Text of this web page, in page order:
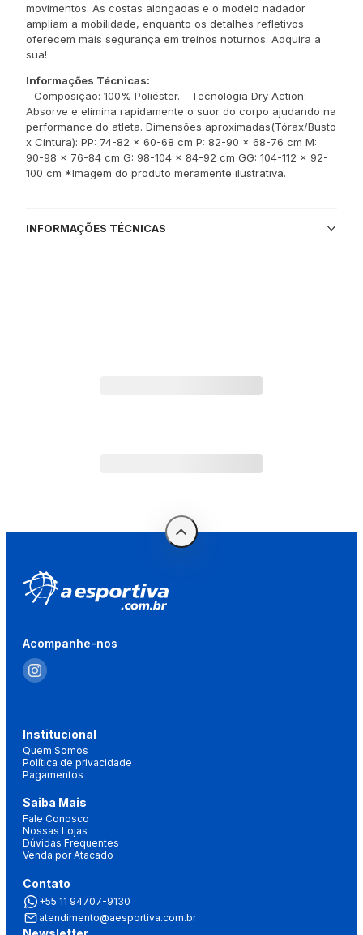
movimentos. As costas alongadas e o modelo nadador
ampliam a mobilidade, enquanto os detalhes refletivos
oferecem mais segurança em treinos noturnos. Adquira a
sua!
Informações Técnicas:
- Composição: 100% Poliéster. - Tecnologia Dry Action:
Absorve e elimina rapidamente o suor do corpo ajudando na
performance do atleta. Dimensões aproximadas(Tórax/Busto
x Cintura): PP: 74-82 x 60-68 cm P: 82-90 x 68-76 cm M:
90-98 x 76-84 cm G: 98-104 x 84-92 cm GG: 104-112 x 92-
100 cm *Imagem do produto meramente ilustrativa.
INFORMAÇÕES TÉCNICAS
Acompanhe-nos
Institucional
Quem Somos
Política de privacidade
Pagamentos
Saiba Mais
Fale Conosco
Nossas Lojas
Dúvidas Frequentes
Venda por Atacado
Contato
+55 11 94707-9130
atendimento@aesportiva.com.br